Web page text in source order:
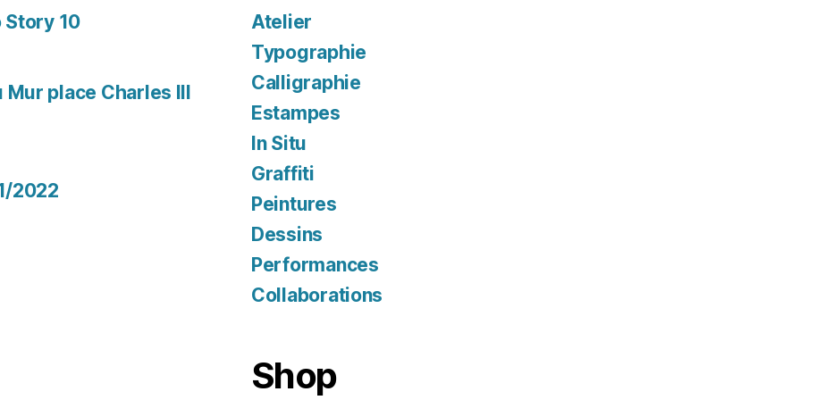
Story 10
place Charles III
2022
Atelier
Typographie
Calligraphie
Estampes
In Situ
Graffiti
Peintures
Dessins
Performances
Collaborations
Shop